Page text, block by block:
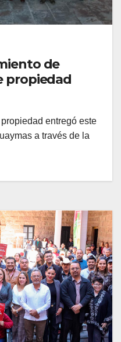
de
propiedad
entregó este
a través de la